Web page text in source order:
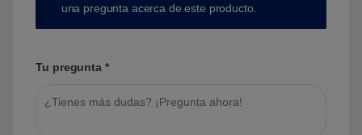
una pregunta acerca de este producto.
Tu pregunta *